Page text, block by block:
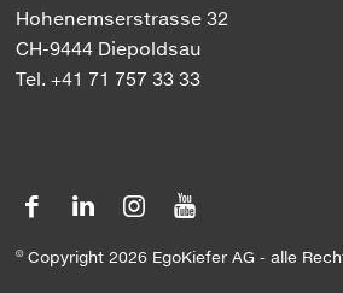
Hohenemserstrasse 32
CH-9444 Diepoldsau
Tel. +41 71 757 33 33
©Copyright 2026 EgoKiefer AG - alle